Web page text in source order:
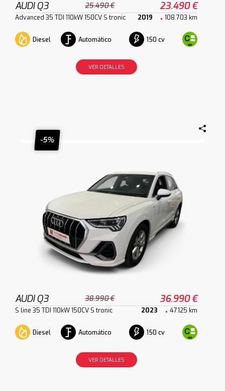
AUDI Q3 25.490 € 23.490 €
Advanced 35 TDI 110kW 150CV S tronic 2019 108.703 km
Diesel Automático 150 cv
VER DETALLES
-5%
AUDI Q3 38.990 € 36.990 €
S line 35 TDI 110kW 150CV S tronic 2023 47.125 km
Diesel Automático 150 cv
VER DETALLES